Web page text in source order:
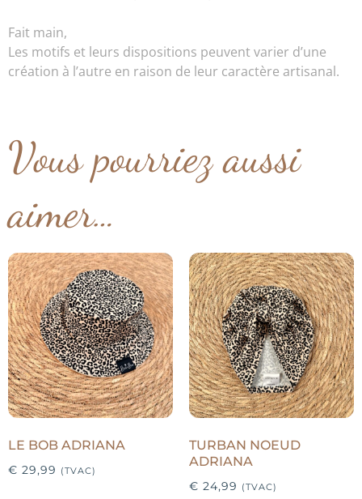
Fait main,
Les motifs et leurs dispositions peuvent varier d’une
création à l’autre en raison de leur caractère artisanal.
Vous pourriez aussi
aimer…
LE BOB ADRIANA
€ 29,99 (TVAC)
TURBAN NOEUD
ADRIANA
€ 24,99 (TVAC)